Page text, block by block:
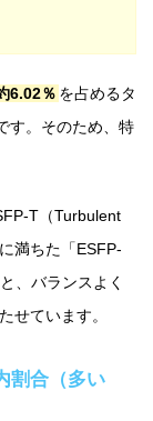
6.02％ を占めるタ
す。そのため、特
T（Turbulent
満ちた「ESFP-
、バランスよく
せています。
割合（多い